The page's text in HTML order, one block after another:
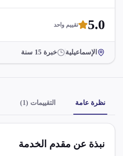
5.0 تقييم واحد
الإسماعيلية خبرة 15 سنة
نظرة عامة التقييمات (1)
نبذة عن مقدم الخدمة